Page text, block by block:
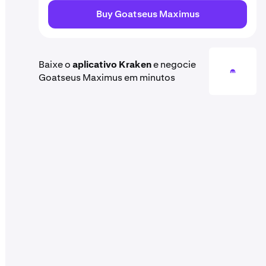
Buy Goatseus Maximus
Baixe oaplicativo Krakene negocie
Goatseus Maximus em minutos